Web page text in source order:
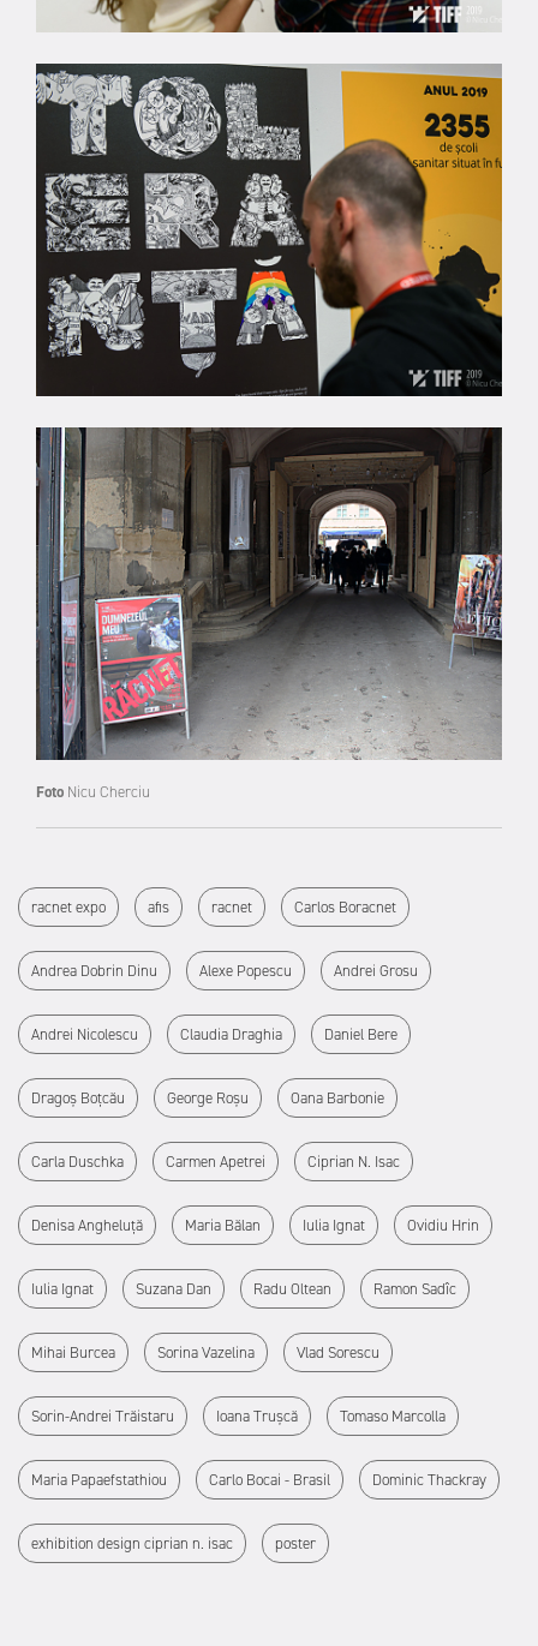
Foto Nicu Cherciu
racnet expo afis racnet Carlos Boracnet
Andrea Dobrin Dinu Alexe Popescu Andrei Grosu
Andrei Nicolescu Claudia Draghia Daniel Bere
Dragoș Boțcău George Roșu Oana Barbonie
Carla Duschka Carmen Apetrei Ciprian N. Isac
Denisa Angheluță Maria Bălan Iulia Ignat Ovidiu Hrin
Iulia Ignat Suzana Dan Radu Oltean Ramon Sadîc
Mihai Burcea Sorina Vazelina Vlad Sorescu
Sorin-Andrei Trăistaru Ioana Trușcă Tomaso Marcolla
Maria Papaefstathiou Carlo Bocai - Brasil Dominic Thackray
exhibition design ciprian n. isac poster